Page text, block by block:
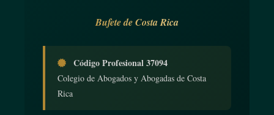
Bufete de Costa Rica
Código Profesional 37094
Colegio de Abogados y Abogadas de Costa
Rica